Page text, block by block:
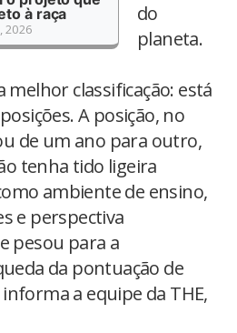
à raça
2026
do
planeta.
melhor classificação: está
A posição, no
de um ano para outro,
tenha tido ligeira
ambiente de ensino,
e perspectiva
pesou para a
da pontuação de
a equipe da THE,